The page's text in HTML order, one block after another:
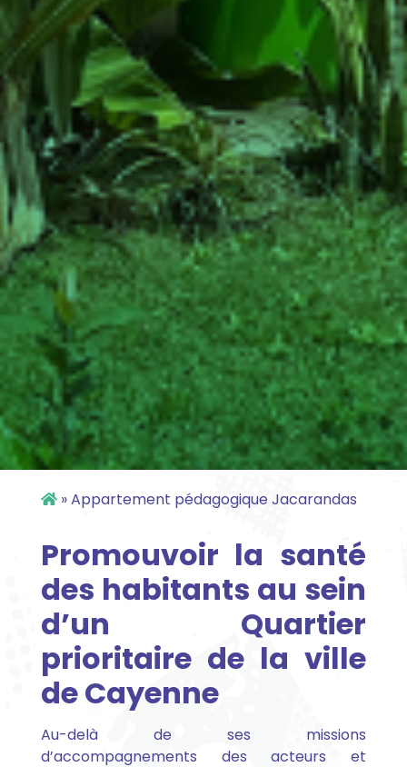
»Appartement pédagogique Jacarandas
Promouvoir la santé
des habitants au sein
d’un Quartier
prioritaire de la ville
de Cayenne
Au-delà de ses missions
d’accompagnements des acteurs et